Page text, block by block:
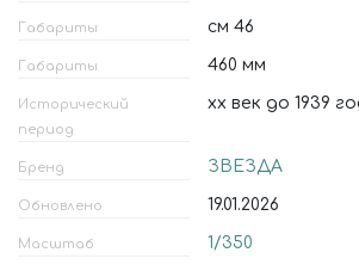
Габариты см 46
Габариты 460 мм
Исторический
период
xx век до 1939
Бренд ЗВЕЗДА
Обновлено 19.01.2026
Масштаб 1/350